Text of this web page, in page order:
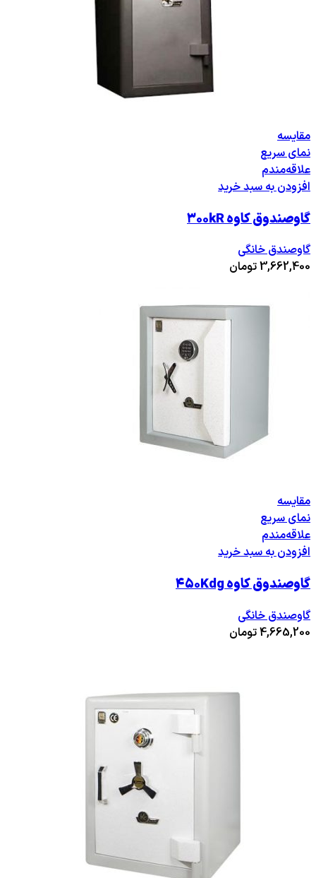
مقایسه
نمای سریع
علاقه‌مندم
افزودن به سبد خرید
گاوصندوق کاوه ۳۰۰kR
گاوصندق خانگی
3,662,400تومان
مقایسه
نمای سریع
علاقه‌مندم
افزودن به سبد خرید
گاوصندوق کاوه ۴۵۰Kdg
گاوصندق خانگی
4,665,200تومان